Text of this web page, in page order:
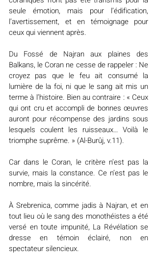
seule émotion, mais pour l’édification,
l’avertissement, et en témoignage pour
ceux qui viennent après.
Du Fossé de Najran aux plaines des
Balkans, le Coran ne cesse de rappeler : Ne
croyez pas que le feu ait consumé la
lumière de la foi, ni que le sang ait mis un
terme à l’histoire. Bien au contraire : « Ceux
qui ont cru et accompli de bonnes œuvres
auront pour récompense des jardins sous
lesquels coulent les ruisseaux… Voilà le
triomphe suprême. » (Al-Burûj, v.11).
Car dans le Coran, le critère n’est pas la
survie, mais la constance. Ce n’est pas le
nombre, mais la sincérité.
À Srebrenica, comme jadis à Najran, et en
tout lieu où le sang des monothéistes a été
versé en toute impunité, La Révélation se
dresse en témoin éclairé, non en
spectateur silencieux.